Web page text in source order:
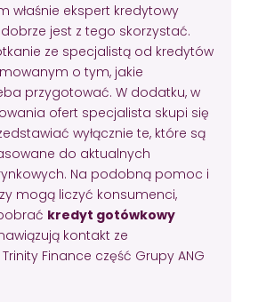
właśnie ekspert kredytowy
jest z tego skorzystać.
ze specjalistą od kredytów
o tym, jakie
przygotować. W dodatku, w
ofert specjalista skupi się
wyłącznie te, które są
do aktualnych
Na podobną pomoc i
mogą liczyć konsumenci,
kredyt gotówkowy
kontakt ze
Finance część Grupy ANG